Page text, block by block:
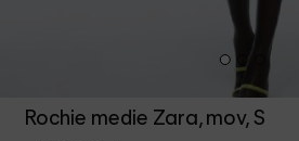
Rochie medie Zara, mov, S